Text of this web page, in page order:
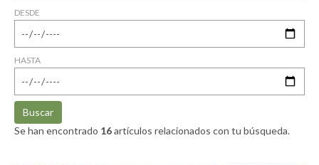
DESDE
HASTA
Buscar
Se han encontrado 16artículos relacionados con tu búsqueda.